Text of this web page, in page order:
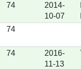
74
2014-
10-07
74
74
2016-
11-13